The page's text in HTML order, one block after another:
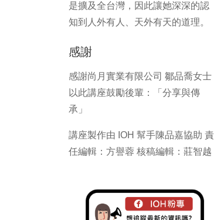
是擴及全台灣，因此讓她深深的認
知到人外有人、天外有天的道理。
感謝
感謝尚月實業有限公司 鄒品喬女士
以此講座鼓勵後輩：「分享與傳
承」
講座製作由 IOH 幫手陳品嘉協助 責
任編輯：方譽蓉 核稿編輯：莊智越